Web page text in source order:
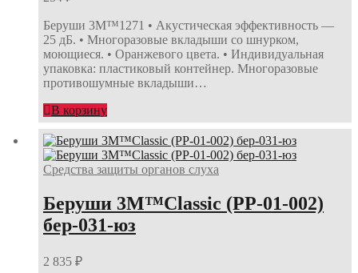
Беруши 3М™1271 • Акустическая эффективность —
25 дБ. • Многоразовые вкладыши со шнурком,
моющиеся. • Оранжевого цвета. • Индивидуальная
упаковка: пластиковый контейнер. Многоразовые
противошумные вкладыши…
В корзину
Средства защиты органов слуха
Беруши 3М™Classic (PP-01-002)
бер-031-юз
2 835 ₽